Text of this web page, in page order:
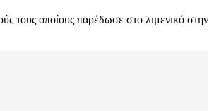
τους οποίους παρέδωσε στο λιμενικό στην